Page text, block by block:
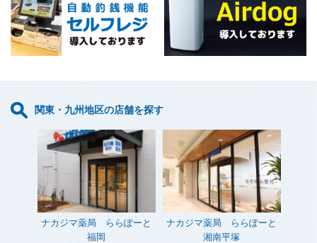
関東・九州地区の店舗を探す
ナカジマ薬局 ららぽーと
福岡
ナカジマ薬局 ららぽーと
湘南平塚